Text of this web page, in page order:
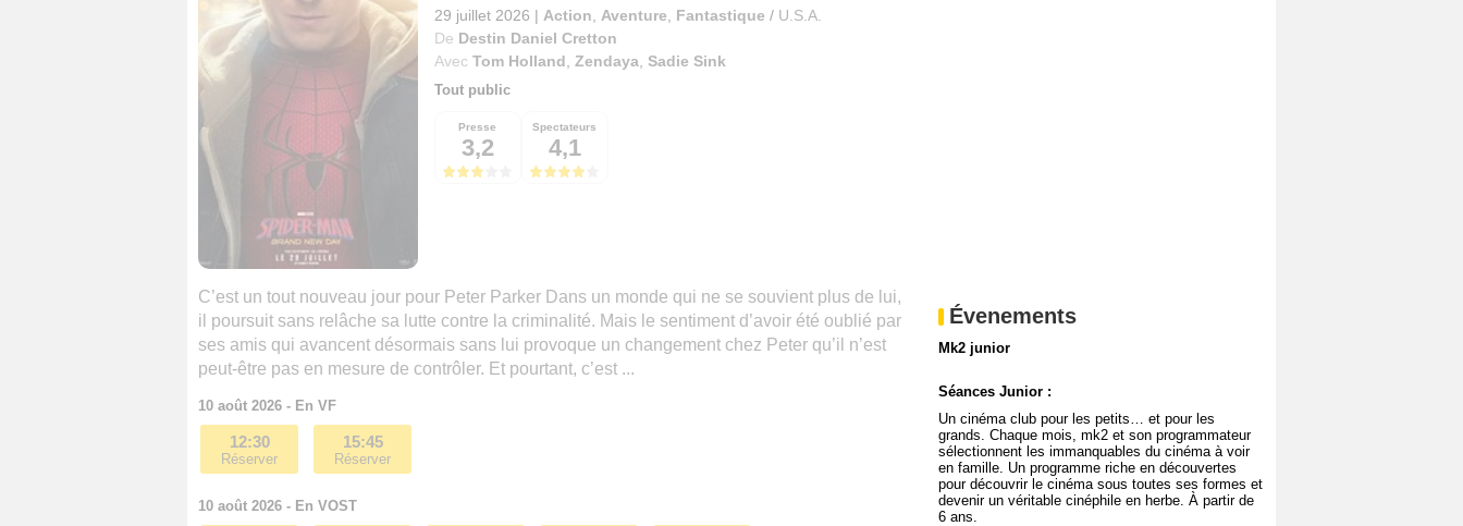
29 juillet 2026 | Action Aventure Fantastique / U.S.A.
De Destin Daniel Cretton
Avec Tom Holland Zendaya Sadie Sink
Tout public
Presse
3,2
Spectateurs
4,1
C’est un tout nouveau jour pour Peter Parker Dans un monde qui ne se souvient plus de lui,
il poursuit sans relâche sa lutte contre la criminalité. Mais le sentiment d’avoir été oublié par
ses amis qui avancent désormais sans lui provoque un changement chez Peter qu’il n’est
peut-être pas en mesure de contrôler. Et pourtant, c’est ...
10 août 2026 - En VF
12:30
Réserver
15:45
Réserver
10 août 2026 - En VOST
Évenements
Mk2 junior
Séances Junior :
Un cinéma club pour les petits… et pour les
grands. Chaque mois, mk2 et son programmateur
sélectionnent les immanquables du cinéma à voir
en famille. Un programme riche en découvertes
pour découvrir le cinéma sous toutes ses formes et
devenir un véritable cinéphile en herbe. À partir de
6 ans.